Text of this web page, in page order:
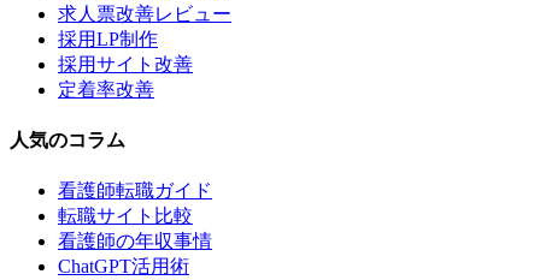
求人票改善レビュー
採用LP制作
採用サイト改善
定着率改善
人気のコラム
看護師転職ガイド
転職サイト比較
看護師の年収事情
ChatGPT活用術